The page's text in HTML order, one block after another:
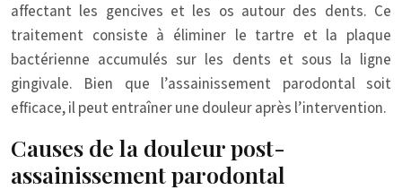
affectant les gencives et les os autour des dents. Ce
traitement consiste à éliminer le tartre et la plaque
bactérienne accumulés sur les dents et sous la ligne
gingivale. Bien que l’assainissement parodontal soit
efficace, il peut entraîner une douleur après l’intervention.
Causes de la douleur post-
assainissement parodontal